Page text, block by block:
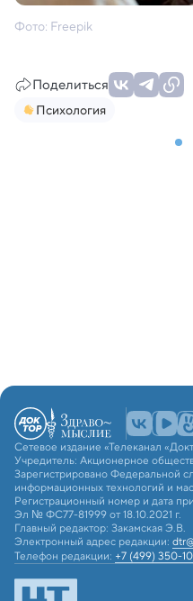
Фото: Freepik
Поделиться
Психология
Сетевое издание «Телеканал
Учредитель: Акционерное
Зарегистрировано Федеральной
информационных технологий и
Регистрационный номер и дата
Эл № ФС77-81999 от 18.10.2021 г.
Главный редактор: Закамская Э.В.
Электронный адрес редакции:
Телефон редакции:+7 (499) 350-
© 2026 АО «ЦТВ». Все права на
сайте, защищены в соответствии